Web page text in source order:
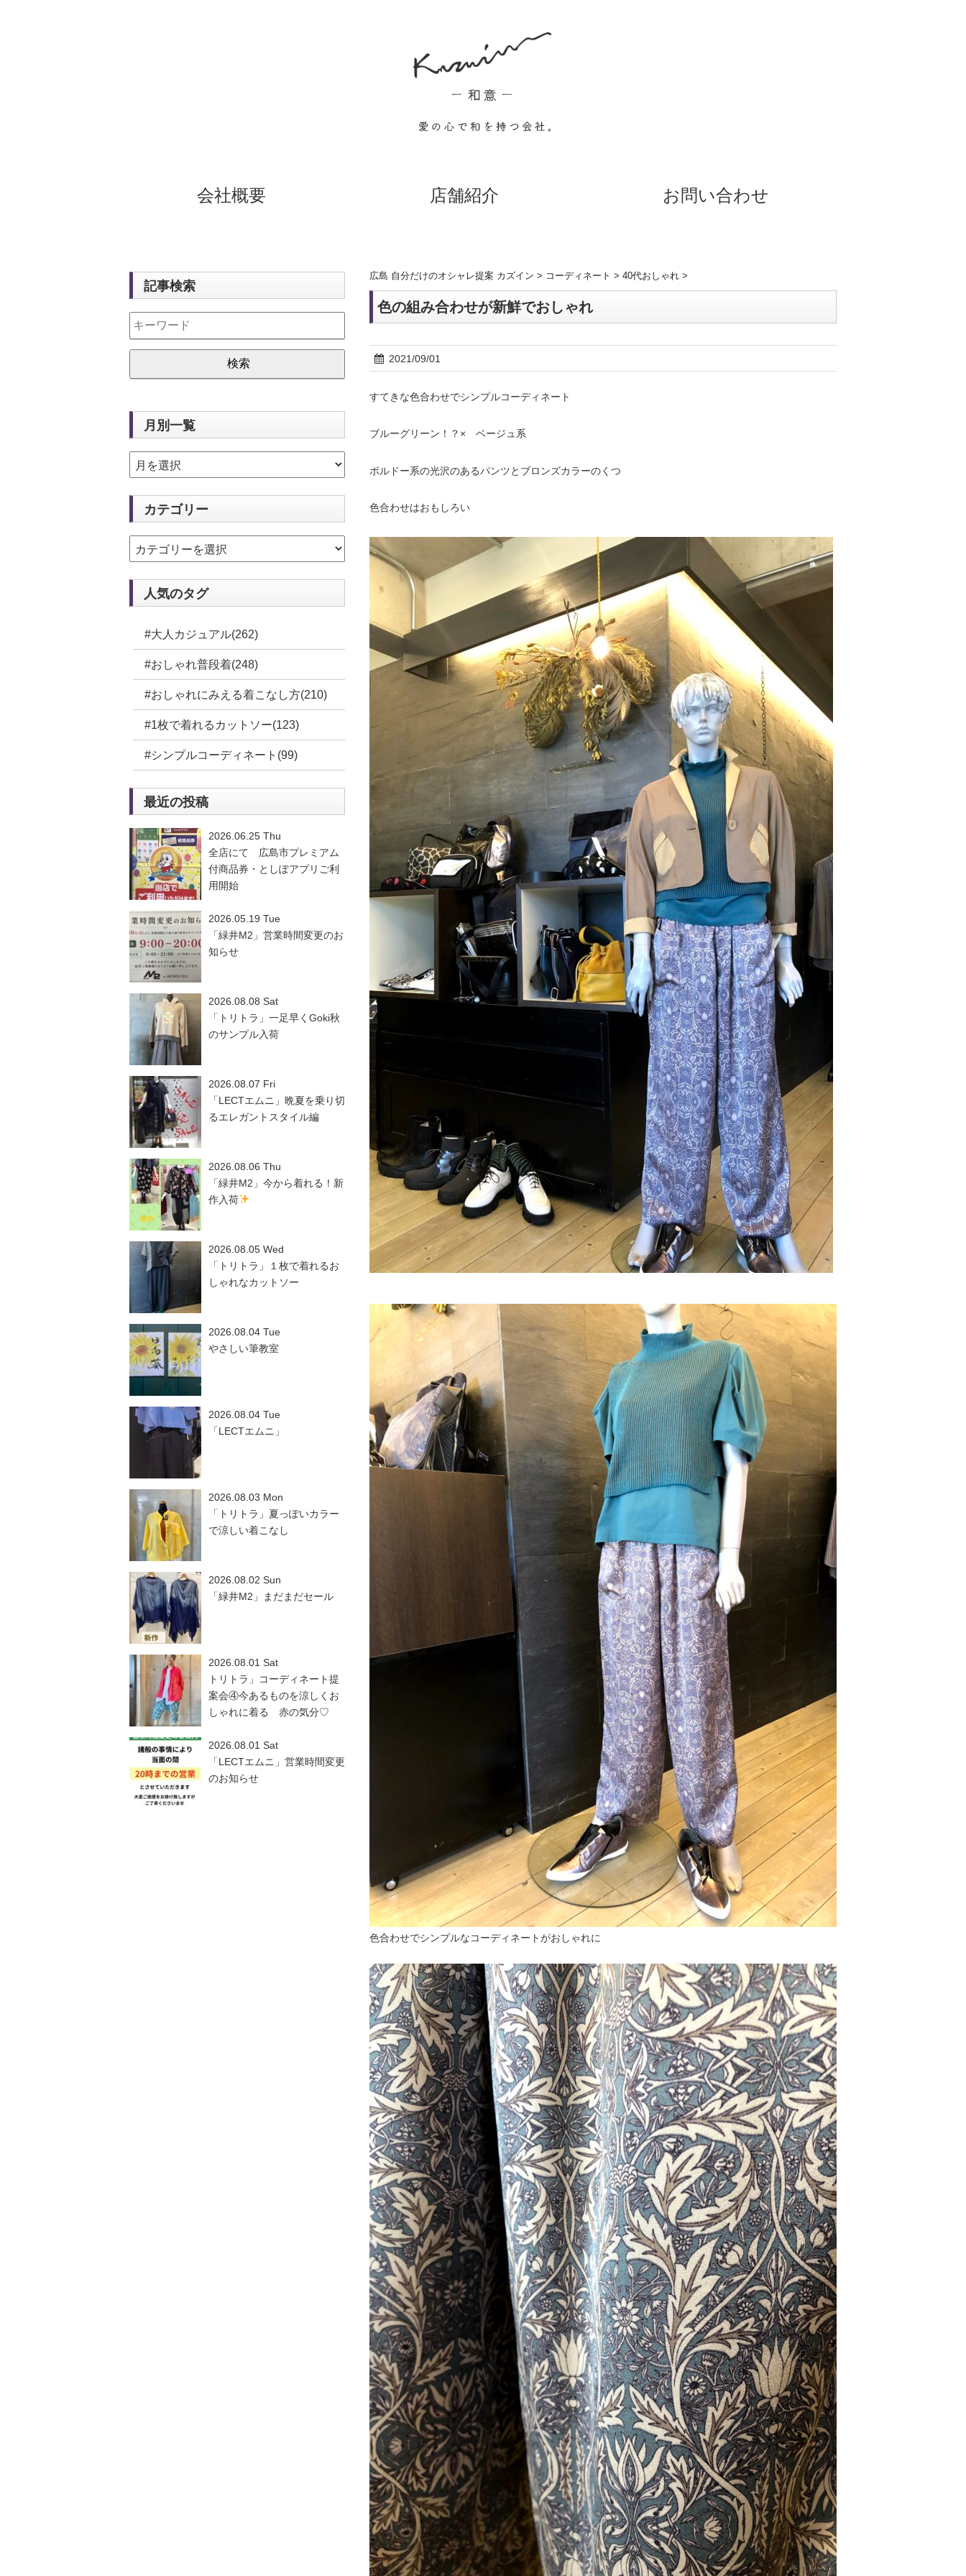
会社概要 店舗紹介 お問い合わせ
広島 自分だけのオシャレ提案 カズイン > コーディネート > 40代おしゃれ >
色の組み合わせが新鮮でおしゃれ
2021/09/01
すてきな色合わせでシンプルコーディネート
ブルーグリーン！？× ベージュ系
ボルドー系の光沢のあるパンツとブロンズカラーのくつ
色合わせはおもしろい
色合わせでシンプルなコーディネートがおしゃれに
記事検索
月別一覧
カテゴリー
人気のタグ
#大人カジュアル(262)
#おしゃれ普段着(248)
#おしゃれにみえる着こなし方(210)
#1枚で着れるカットソー(123)
#シンプルコーディネート(99)
最近の投稿
2026.06.25 Thu
全店にて 広島市プレミアム
付商品券・としぽアプリご利
用開始
2026.05.19 Tue
「緑井M2」営業時間変更のお
知らせ
2026.08.08 Sat
「トリトラ」一足早くGoki秋
のサンプル入荷
2026.08.07 Fri
「LECTエムニ」晩夏を乗り切
るエレガントスタイル編
2026.08.06 Thu
「緑井M2」今から着れる！新
作入荷
2026.08.05 Wed
「トリトラ」１枚で着れるお
しゃれなカットソー
2026.08.04 Tue
やさしい筆教室
2026.08.04 Tue
「LECTエムニ」
2026.08.03 Mon
「トリトラ」夏っぽいカラー
で涼しい着こなし
2026.08.02 Sun
「緑井M2」まだまだセール
2026.08.01 Sat
トリトラ」コーディネート提
案会④今あるものを涼しくお
しゃれに着る 赤の気分♡
2026.08.01 Sat
「LECTエムニ」営業時間変更
のお知らせ